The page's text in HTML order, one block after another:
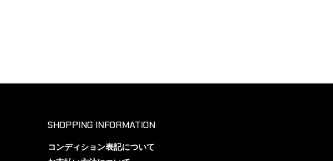
SHOPPING INFORMATION
コンディション表記について